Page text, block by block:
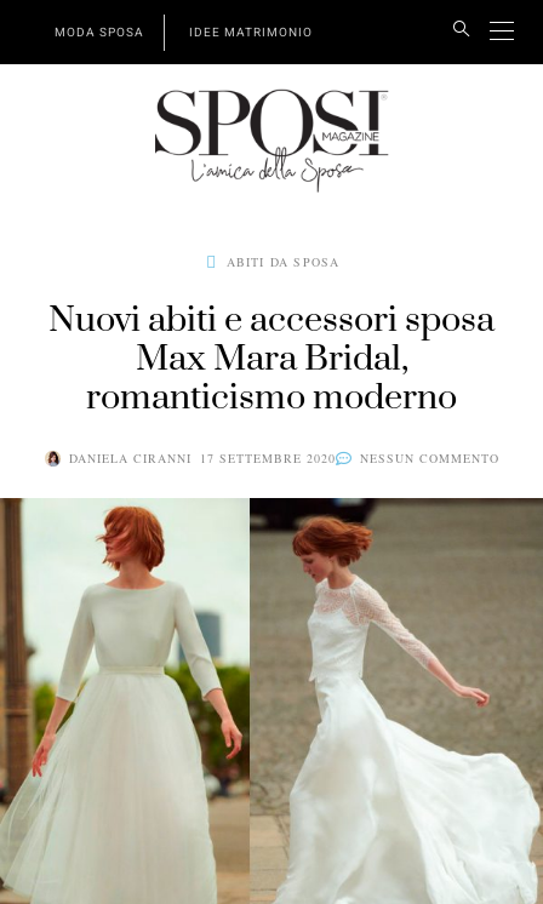
MODA SPOSA IDEE MATRIMONIO
ABITI DA SPOSA
Nuovi abiti e accessori sposa
Max Mara Bridal,
romanticismo moderno
DANIELA CIRANNI 17 SETTEMBRE 2020 NESSUN COMMENTO